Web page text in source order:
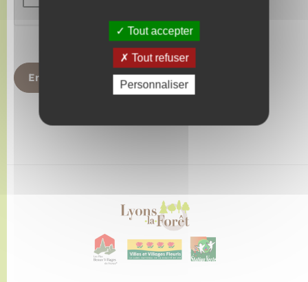
Envoyer
Tout accepter
Tout refuser
Personnaliser